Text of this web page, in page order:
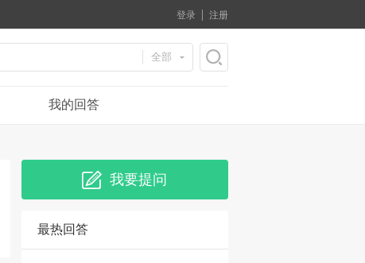
登录 注册
全部
我的回答
我要提问
最热回答